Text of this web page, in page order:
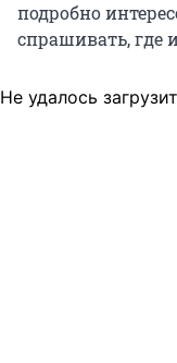
подробно
спрашивать, где
Не удалось